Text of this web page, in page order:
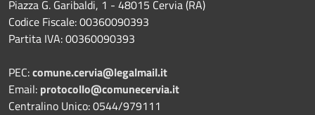
Piazza G. Garibaldi, 1 - 48015 Cervia (RA)
Codice Fiscale: 00360090393
Partita IVA: 00360090393
PEC:comune.cervia@legalmail.it
Email: protocollo@comunecervia.it
Centralino Unico: 0544/979111